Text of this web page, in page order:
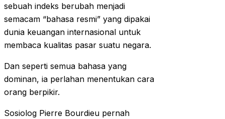
sebuah indeks berubah menjadi
semacam “bahasa resmi” yang dipakai
dunia keuangan internasional untuk
membaca kualitas pasar suatu negara.
Dan seperti semua bahasa yang
dominan, ia perlahan menentukan cara
orang berpikir.
Sosiolog Pierre Bourdieu pernah